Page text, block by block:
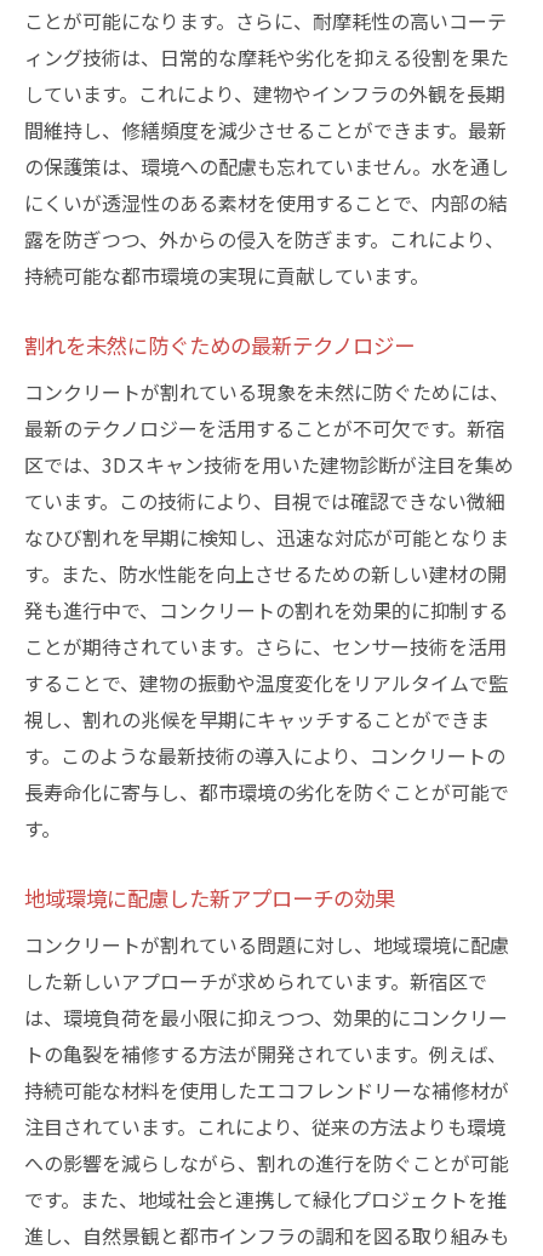
ことが可能になります。さらに、耐摩耗性の高いコーテ
ィング技術は、日常的な摩耗や劣化を抑える役割を果た
しています。これにより、建物やインフラの外観を長期
間維持し、修繕頻度を減少させることができます。最新
の保護策は、環境への配慮も忘れていません。水を通し
にくいが透湿性のある素材を使用することで、内部の結
露を防ぎつつ、外からの侵入を防ぎます。これにより、
持続可能な都市環境の実現に貢献しています。
割れを未然に防ぐための最新テクノロジー
コンクリートが割れている現象を未然に防ぐためには、
最新のテクノロジーを活用することが不可欠です。新宿
区では、3Dスキャン技術を用いた建物診断が注目を集め
ています。この技術により、目視では確認できない微細
なひび割れを早期に検知し、迅速な対応が可能となりま
す。また、防水性能を向上させるための新しい建材の開
発も進行中で、コンクリートの割れを効果的に抑制する
ことが期待されています。さらに、センサー技術を活用
することで、建物の振動や温度変化をリアルタイムで監
視し、割れの兆候を早期にキャッチすることができま
す。このような最新技術の導入により、コンクリートの
長寿命化に寄与し、都市環境の劣化を防ぐことが可能で
す。
地域環境に配慮した新アプローチの効果
コンクリートが割れている問題に対し、地域環境に配慮
した新しいアプローチが求められています。新宿区で
は、環境負荷を最小限に抑えつつ、効果的にコンクリー
トの亀裂を補修する方法が開発されています。例えば、
持続可能な材料を使用したエコフレンドリーな補修材が
注目されています。これにより、従来の方法よりも環境
への影響を減らしながら、割れの進行を防ぐことが可能
です。また、地域社会と連携して緑化プロジェクトを推
進し、自然景観と都市インフラの調和を図る取り組みも